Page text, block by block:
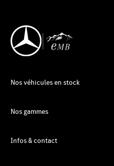
Nos véhicules en stock
Nos gammes
Infos & contact